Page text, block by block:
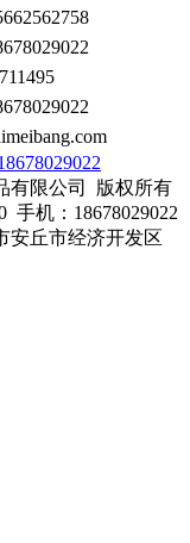
有限公司 版权所有
手机：18678029022
安丘市经济开发区